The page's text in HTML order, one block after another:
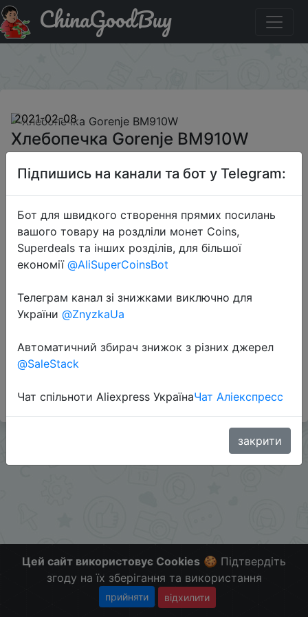
Промокод на знижку BM910W Хлебопечка Gorenje
BM910WChinaGoodBuy
2021-02-08
Хлебопечка Gorenje BM910W
3032 руб.
Промокод:"BM910W"
Перейти до магазину
#Mvideo #RU
Цей сайт використовує Cookies 🍪 Підтвердіть
згоду на їх зберігання та використання
прийняти відхилити
Підпишись на канали та бот у Telegram:
Бот для швидкого створення прямих посилань
вашого товару на роздліли монет Coins,
Superdeals та інших розділів, для більшої
економії @AliSuperCoinsBot
Телеграм канал зі знижками виключно для
України @ZnyzkaUa
Автоматичний збирач знижок з різних джерел
@SaleStack
Чат спільноти Aliexpress УкраїнаЧат Аліекспресс
закрити